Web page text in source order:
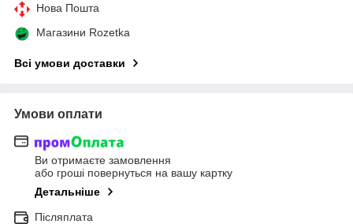
Нова Пошта
Магазини Rozetka
Всі умови доставки
Умови оплати
Ви отримаєте замовлення
або гроші повернуться на вашу картку
Детальніше
Післяплата